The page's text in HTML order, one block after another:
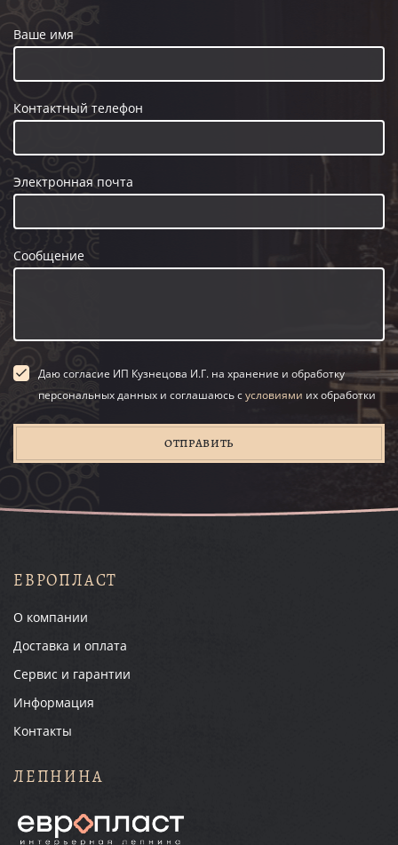
Ваше имя
Контактный телефон
Электронная почта
Сообщение
Даю согласие ИП Кузнецова И.Г. на хранение и обработку
персональных данных и соглашаюсь сусловиями их обработки
ОТПРАВИТЬ
ЕВРОПЛАСТ
О компании
Доставка и оплата
Сервис и гарантии
Информация
Контакты
ЛЕПНИНА